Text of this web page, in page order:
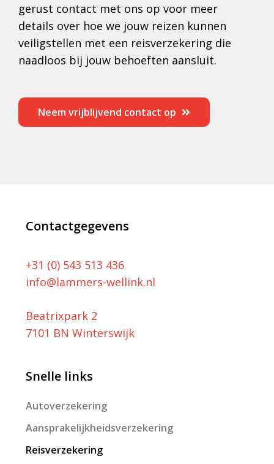
gerust contact met ons op voor meer
details over hoe we jouw reizen kunnen
veiligstellen met een reisverzekering die
naadloos bij jouw behoeften aansluit.
Neem vrijblijvend contact op
Contactgegevens
+31 (0) 543 513 436
info@lammers-wellink.nl
Beatrixpark 2
7101 BN Winterswijk
Snelle links
Autoverzekering
Aansprakelijkheidsverzekering
Reisverzekering